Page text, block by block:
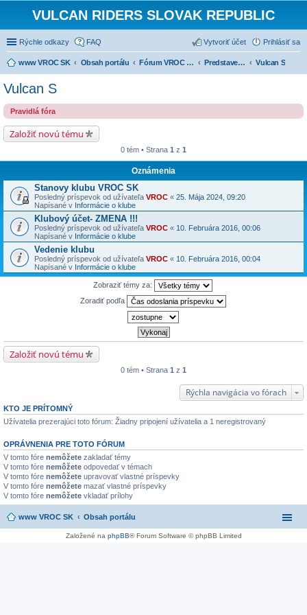
VULCAN RIDERS SLOVAK REPUBLIC
Rýchle odkazy FAQ Prihlásiť sa
Vytvoriť účet
www VROC SK Obsah portálu Fórum VROC SK Predstavenie strojov Vulcan S
Vulcan S
Pravidlá fóra
Založiť novú tému
0 tém • Strana 1 z 1
Oznámenia
Stanovy klubu VROC SK
Posledný príspevok od užívateľa VROC « 25. Mája 2024, 09:20
Napísané v Informácie o klube
Klubový účet- ZMENA !!!
Posledný príspevok od užívateľa VROC « 10. Februára 2016, 00:06
Napísané v Informácie o klube
Vedenie klubu
Posledný príspevok od užívateľa VROC « 10. Februára 2016, 00:04
Napísané v Informácie o klube
Zobraziť témy za:
Zoradiť podľa
Založiť novú tému
0 tém • Strana 1 z 1
Rýchla navigácia vo fórach
KTO JE PRÍTOMNÝ
Užívatelia prezerajúci toto fórum: Žiadny pripojení užívatelia a 1 neregistrovaný
OPRÁVNENIA PRE TOTO FÓRUM
V tomto fóre nemôžete zakladať témy
V tomto fóre nemôžete odpovedať v témach
V tomto fóre nemôžete upravovať vlastné príspevky
V tomto fóre nemôžete mazať vlastné príspevky
V tomto fóre nemôžete vkladať prílohy
www VROC SK Obsah portálu
Založené na phpBB® Forum Software © phpBB Limited